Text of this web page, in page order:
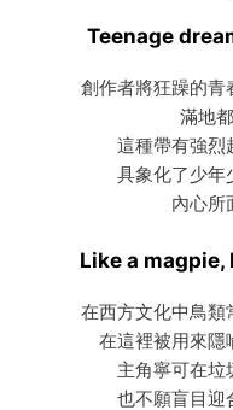
Teenage
創作者將狂躁的青
滿地
這種帶有強烈
具象化了少年
內心所
Like a
在西方文化中鳥類
在這裡被用來隱
主角寧可在垃
也不願盲目迎